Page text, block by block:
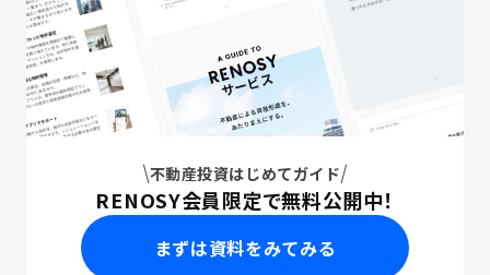
不動産投資はじめてガイド
RENOSY会員限定で無料公開中！
まずは資料をみてみる